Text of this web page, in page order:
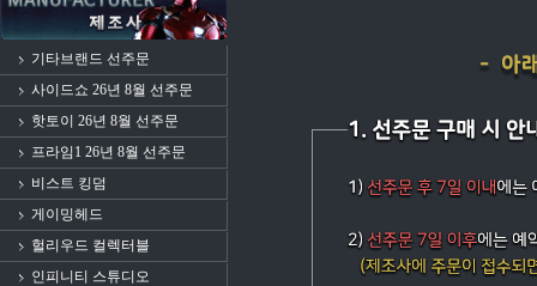
기타브랜드 선주문
사이드쇼 26년 8월 선주문
핫토이 26년 8월 선주문
프라임1 26년 8월 선주문
비스트 킹덤
게이밍헤드
헐리우드 컬렉터블
인피니티 스튜디오